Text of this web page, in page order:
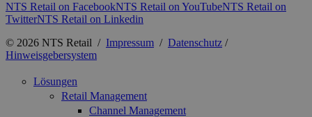
NTS Retail on FacebookNTS Retail on YouTubeNTS Retail on
TwitterNTS Retail on Linkedin
© 2026 NTS Retail / Impressum / Datenschutz /
Hinweisgebersystem
Lösungen
Retail Management
Channel Management